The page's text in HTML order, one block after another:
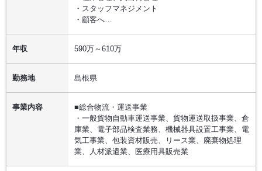
・スタッフマネジメント
・顧客へ…
年収 590万～610万
勤務地 島根県
事業内容
■総合物流・運送事業
・一般貨物自動車運送事業、貨物運送取扱事業、倉
庫業、電子部品検査業務、機械器具設置工事業、電
気工事業、包装資材販売、リース業、廃棄物処理
業、人材派遣業、医療用具販売業